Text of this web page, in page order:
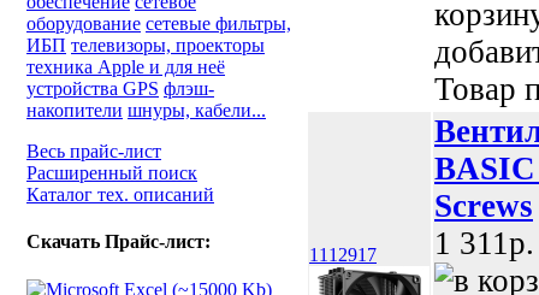
оборудование сетевые фильтры,
ИБП телевизоры, проекторы
техника Apple и для неё
устройства GPS флэш-
накопители шнуры, кабели...
Весь прайс-лист
Расширенный поиск
Каталог тех. описаний
Скачать Прайс-лист:
Товар
1112917
Screws
1 311p.